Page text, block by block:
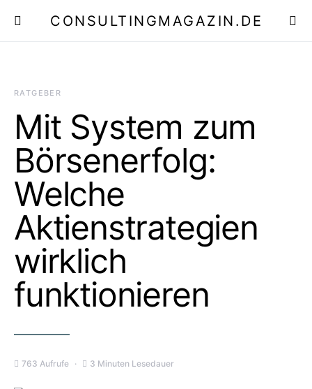
CONSULTINGMAGAZIN.DE
RATGEBER
Mit System zum
Börsenerfolg:
Welche
Aktienstrategien
wirklich
funktionieren
763 Aufrufe 3 Minuten Lesedauer